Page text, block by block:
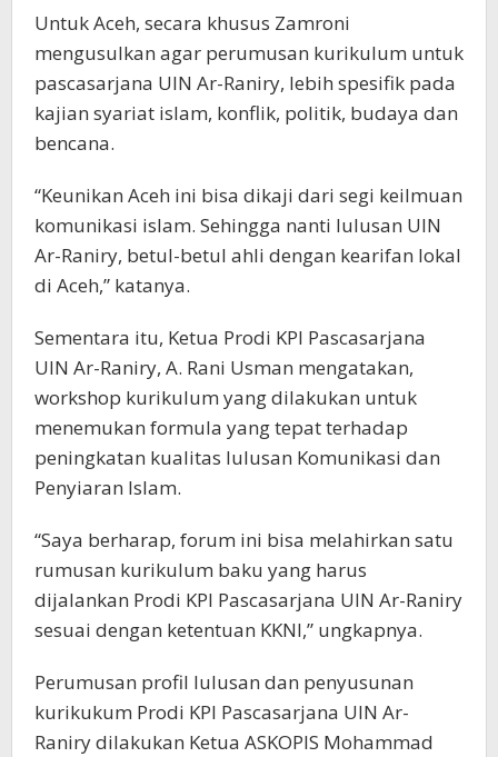
Untuk Aceh, secara khusus Zamroni
mengusulkan agar perumusan kurikulum untuk
pascasarjana UIN Ar-Raniry, lebih spesifik pada
kajian syariat islam, konflik, politik, budaya dan
bencana.
“Keunikan Aceh ini bisa dikaji dari segi keilmuan
komunikasi islam. Sehingga nanti lulusan UIN
Ar-Raniry, betul-betul ahli dengan kearifan lokal
di Aceh,” katanya.
Sementara itu, Ketua Prodi KPI Pascasarjana
UIN Ar-Raniry, A. Rani Usman mengatakan,
workshop kurikulum yang dilakukan untuk
menemukan formula yang tepat terhadap
peningkatan kualitas lulusan Komunikasi dan
Penyiaran Islam.
“Saya berharap, forum ini bisa melahirkan satu
rumusan kurikulum baku yang harus
dijalankan Prodi KPI Pascasarjana UIN Ar-Raniry
sesuai dengan ketentuan KKNI,” ungkapnya.
Perumusan profil lulusan dan penyusunan
kurikukum Prodi KPI Pascasarjana UIN Ar-
Raniry dilakukan Ketua ASKOPIS Mohammad